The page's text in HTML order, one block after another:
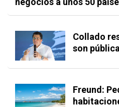
Collado
son
Freund: